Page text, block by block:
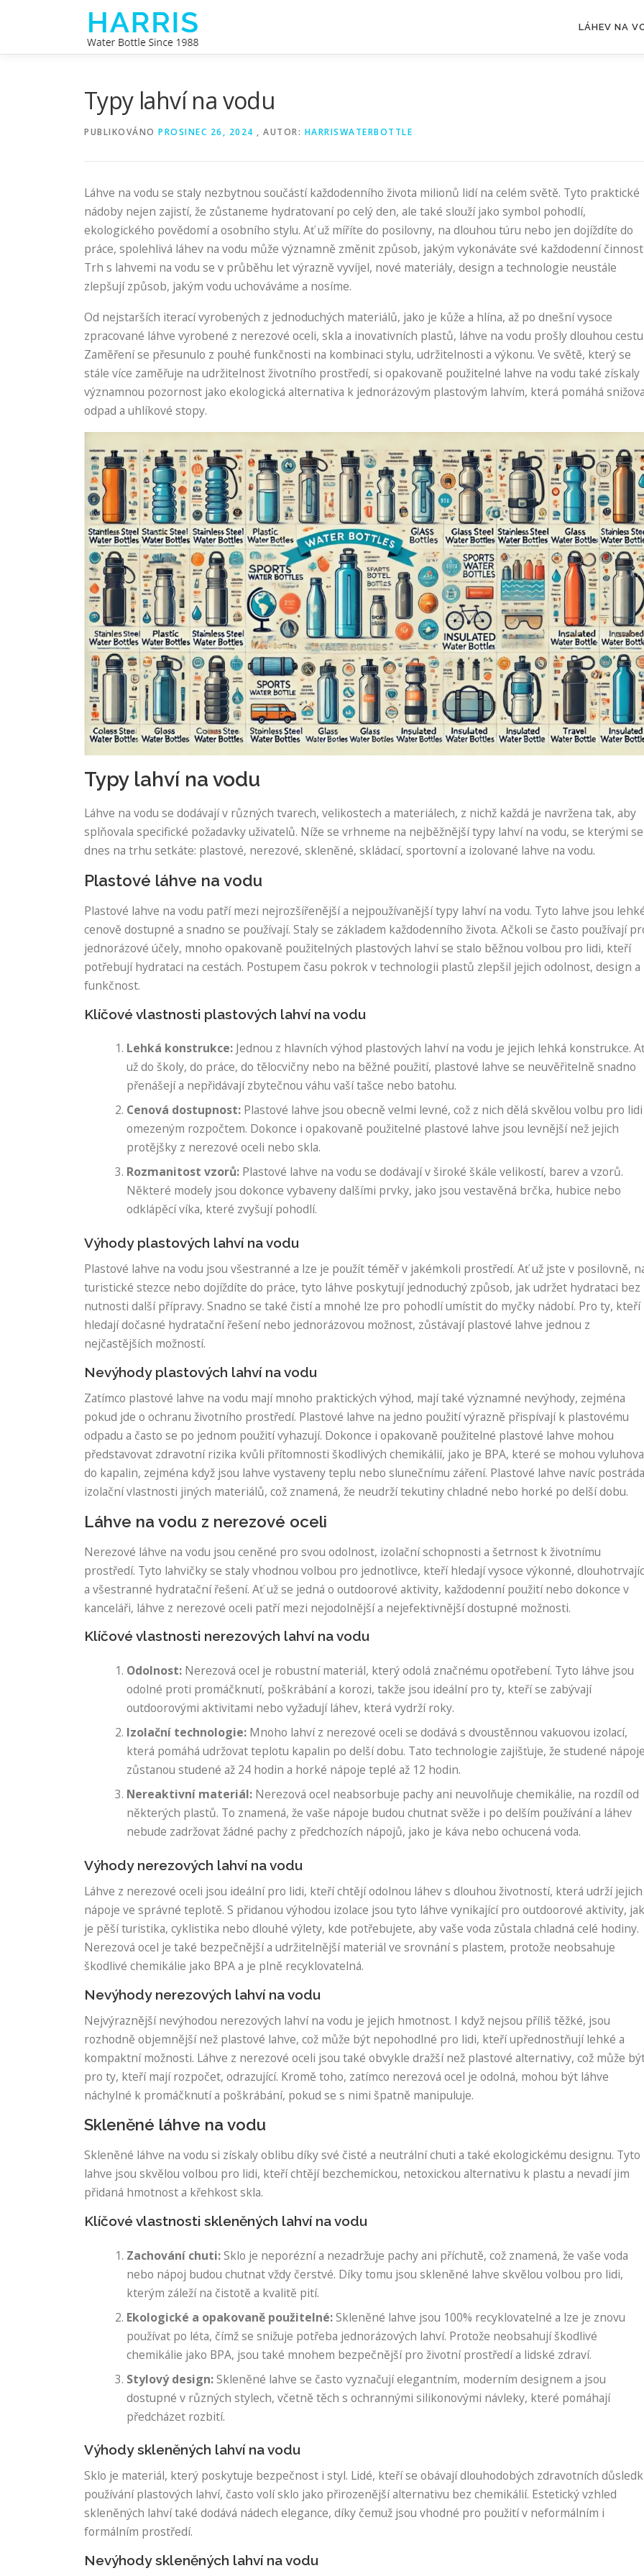
LÁHEV NA
Typy lahví na vodu
PUBLIKOVÁNO PROSINEC 26, 2024 , AUTOR: HARRISWATERBOTTLE
Láhve na vodu se staly nezbytnou součástí každodenního života milionů lidí na celém světě. Tyto praktické
nádoby nejen zajistí, že zůstaneme hydratovaní po celý den, ale také slouží jako symbol pohodlí,
ekologického povědomí a osobního stylu. Ať už míříte do posilovny, na dlouhou túru nebo jen dojíždíte do
práce, spolehlivá láhev na vodu může významně změnit způsob, jakým vykonáváte své každodenní
Trh s lahvemi na vodu se v průběhu let výrazně vyvíjel, nové materiály, design a technologie neustále
zlepšují způsob, jakým vodu uchováváme a nosíme.
Od nejstarších iterací vyrobených z jednoduchých materiálů, jako je kůže a hlína, až po dnešní vysoce
zpracované láhve vyrobené z nerezové oceli, skla a inovativních plastů, láhve na vodu prošly dlouhou
Zaměření se přesunulo z pouhé funkčnosti na kombinaci stylu, udržitelnosti a výkonu. Ve světě, který se
stále více zaměřuje na udržitelnost životního prostředí, si opakovaně použitelné lahve na vodu také získaly
významnou pozornost jako ekologická alternativa k jednorázovým plastovým lahvím, která pomáhá
odpad a uhlíkové stopy.
Typy lahví na vodu
Láhve na vodu se dodávají v různých tvarech, velikostech a materiálech, z nichž každá je navržena tak, aby
splňovala specifické požadavky uživatelů. Níže se vrhneme na nejběžnější typy lahví na vodu, se kterými se
dnes na trhu setkáte: plastové, nerezové, skleněné, skládací, sportovní a izolované lahve na vodu.
Plastové láhve na vodu
Plastové lahve na vodu patří mezi nejrozšířenější a nejpoužívanější typy lahví na vodu. Tyto lahve jsou
cenově dostupné a snadno se používají. Staly se základem každodenního života. Ačkoli se často používají
jednorázové účely, mnoho opakovaně použitelných plastových lahví se stalo běžnou volbou pro lidi, kteří
potřebují hydrataci na cestách. Postupem času pokrok v technologii plastů zlepšil jejich odolnost, design a
funkčnost.
Klíčové vlastnosti plastových lahví na vodu
Lehká konstrukce: Jednou z hlavních výhod plastových lahví na vodu je jejich lehká konstrukce.
už do školy, do práce, do tělocvičny nebo na běžné použití, plastové lahve se neuvěřitelně snadno
přenášejí a nepřidávají zbytečnou váhu vaší tašce nebo batohu.
Cenová dostupnost: Plastové lahve jsou obecně velmi levné, což z nich dělá skvělou volbu pro
omezeným rozpočtem. Dokonce i opakovaně použitelné plastové lahve jsou levnější než jejich
protějšky z nerezové oceli nebo skla.
Rozmanitost vzorů: Plastové lahve na vodu se dodávají v široké škále velikostí, barev a vzorů.
Některé modely jsou dokonce vybaveny dalšími prvky, jako jsou vestavěná brčka, hubice nebo
odklápěcí víka, které zvyšují pohodlí.
Výhody plastových lahví na vodu
Plastové lahve na vodu jsou všestranné a lze je použít téměř v jakémkoli prostředí. Ať už jste v posilovně,
turistické stezce nebo dojíždíte do práce, tyto láhve poskytují jednoduchý způsob, jak udržet hydrataci bez
nutnosti další přípravy. Snadno se také čistí a mnohé lze pro pohodlí umístit do myčky nádobí. Pro ty, kteří
hledají dočasné hydratační řešení nebo jednorázovou možnost, zůstávají plastové lahve jednou z
nejčastějších možností.
Nevýhody plastových lahví na vodu
Zatímco plastové lahve na vodu mají mnoho praktických výhod, mají také významné nevýhody, zejména
pokud jde o ochranu životního prostředí. Plastové lahve na jedno použití výrazně přispívají k plastovému
odpadu a často se po jednom použití vyhazují. Dokonce i opakovaně použitelné plastové lahve mohou
představovat zdravotní rizika kvůli přítomnosti škodlivých chemikálií, jako je BPA, které se mohou
do kapalin, zejména když jsou lahve vystaveny teplu nebo slunečnímu záření. Plastové lahve navíc
izolační vlastnosti jiných materiálů, což znamená, že neudrží tekutiny chladné nebo horké po delší dobu.
Láhve na vodu z nerezové oceli
Nerezové láhve na vodu jsou ceněné pro svou odolnost, izolační schopnosti a šetrnost k životnímu
prostředí. Tyto lahvičky se staly vhodnou volbou pro jednotlivce, kteří hledají vysoce výkonné,
a všestranné hydratační řešení. Ať už se jedná o outdoorové aktivity, každodenní použití nebo dokonce v
kanceláři, láhve z nerezové oceli patří mezi nejodolnější a nejefektivnější dostupné možnosti.
Klíčové vlastnosti nerezových lahví na vodu
Odolnost: Nerezová ocel je robustní materiál, který odolá značnému opotřebení. Tyto láhve jsou
odolné proti promáčknutí, poškrábání a korozi, takže jsou ideální pro ty, kteří se zabývají
outdoorovými aktivitami nebo vyžadují láhev, která vydrží roky.
Izolační technologie: Mnoho lahví z nerezové oceli se dodává s dvoustěnnou vakuovou izolací,
která pomáhá udržovat teplotu kapalin po delší dobu. Tato technologie zajišťuje, že studené
zůstanou studené až 24 hodin a horké nápoje teplé až 12 hodin.
Nereaktivní materiál: Nerezová ocel neabsorbuje pachy ani neuvolňuje chemikálie, na rozdíl od
některých plastů. To znamená, že vaše nápoje budou chutnat svěže i po delším používání a láhev
nebude zadržovat žádné pachy z předchozích nápojů, jako je káva nebo ochucená voda.
Výhody nerezových lahví na vodu
Láhve z nerezové oceli jsou ideální pro lidi, kteří chtějí odolnou láhev s dlouhou životností, která udrží jejich
nápoje ve správné teplotě. S přidanou výhodou izolace jsou tyto láhve vynikající pro outdoorové aktivity,
je pěší turistika, cyklistika nebo dlouhé výlety, kde potřebujete, aby vaše voda zůstala chladná celé hodiny.
Nerezová ocel je také bezpečnější a udržitelnější materiál ve srovnání s plastem, protože neobsahuje
škodlivé chemikálie jako BPA a je plně recyklovatelná.
Nevýhody nerezových lahví na vodu
Nejvýraznější nevýhodou nerezových lahví na vodu je jejich hmotnost. I když nejsou příliš těžké, jsou
rozhodně objemnější než plastové lahve, což může být nepohodlné pro lidi, kteří upřednostňují lehké a
kompaktní možnosti. Láhve z nerezové oceli jsou také obvykle dražší než plastové alternativy, což může
pro ty, kteří mají rozpočet, odrazující. Kromě toho, zatímco nerezová ocel je odolná, mohou být láhve
náchylné k promáčknutí a poškrábání, pokud se s nimi špatně manipuluje.
Skleněné láhve na vodu
Skleněné láhve na vodu si získaly oblibu díky své čisté a neutrální chuti a také ekologickému designu. Tyto
lahve jsou skvělou volbou pro lidi, kteří chtějí bezchemickou, netoxickou alternativu k plastu a nevadí jim
přidaná hmotnost a křehkost skla.
Klíčové vlastnosti skleněných lahví na vodu
Zachování chuti:Sklo je neporézní a nezadržuje pachy ani příchutě, což znamená, že vaše voda
nebo nápoj budou chutnat vždy čerstvé. Díky tomu jsou skleněné lahve skvělou volbou pro lidi,
kterým záleží na čistotě a kvalitě pití.
Ekologické a opakovaně použitelné:Skleněné lahve jsou 100% recyklovatelné a lze je znovu
používat po léta, čímž se snižuje potřeba jednorázových lahví. Protože neobsahují škodlivé
chemikálie jako BPA, jsou také mnohem bezpečnější pro životní prostředí a lidské zdraví.
Stylový design:Skleněné lahve se často vyznačují elegantním, moderním designem a jsou
dostupné v různých stylech, včetně těch s ochrannými silikonovými návleky, které pomáhají
předcházet rozbití.
Výhody skleněných lahví na vodu
Sklo je materiál, který poskytuje bezpečnost i styl. Lidé, kteří se obávají dlouhodobých zdravotních
používání plastových lahví, často volí sklo jako přirozenější alternativu bez chemikálií. Estetický vzhled
skleněných lahví také dodává nádech elegance, díky čemuž jsou vhodné pro použití v neformálním i
formálním prostředí.
Nevýhody skleněných lahví na vodu